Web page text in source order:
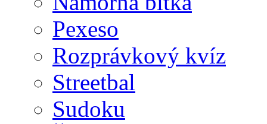
Pexeso
Rozprávkový kvíz
Streetbal
Sudoku